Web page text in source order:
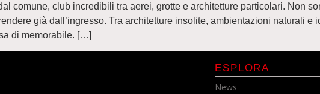
comune, club incredibili tra aerei, grotte e architetture particolari. Non
già dall’ingresso. Tra architetture insolite, ambientazioni naturali e
di memorabile. […]
ESPLORA
News